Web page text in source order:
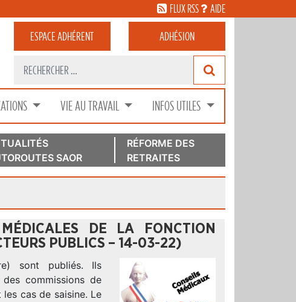
FLUX RSS AIDE
ESPACEADHÉRENT ADHÉSION
VIE AU TRAVAIL INFOS UTILES
SAOR
RÉFORME DES
RETRAITES
DE LA FONCTION
PUBLICS – 14-03-22)
sont publiés. Ils
commissions de
cas de saisine. Le